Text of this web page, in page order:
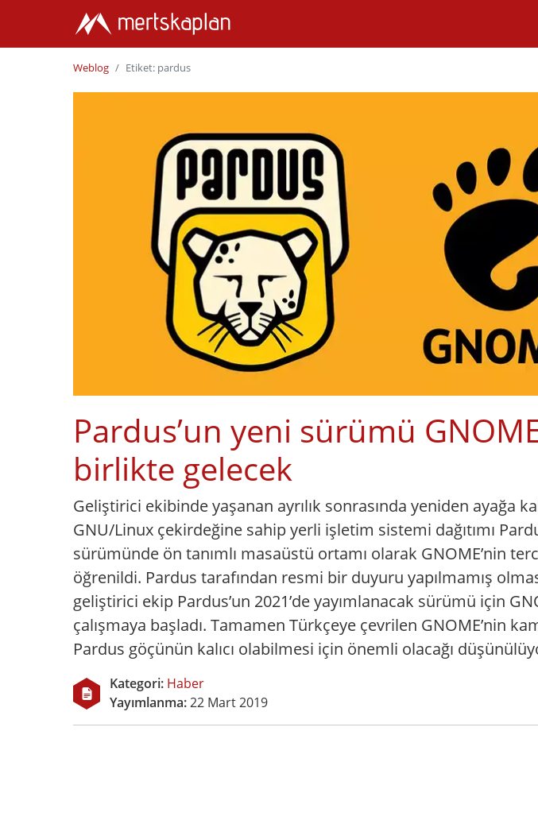
Weblog Etiket: pardus
Pardus’un yeni sürümü
birlikte gelecek
Geliştirici ekibinde yaşanan ayrılık sonrasında yeniden ayağa
GNU/Linux çekirdeğine sahip yerli işletim sistemi dağıtımı
sürümünde ön tanımlı masaüstü ortamı olarak GNOME’nin
öğrenildi. Pardus tarafından resmi bir duyuru yapılmamış
geliştirici ekip Pardus’un 2021’de yayımlanacak sürümü için
çalışmaya başladı. Tamamen Türkçeye çevrilen GNOME’nin
Pardus göçünün kalıcı olabilmesi için önemli olacağı
Kategori: Haber
Yayımlanma:22 Mart 2019